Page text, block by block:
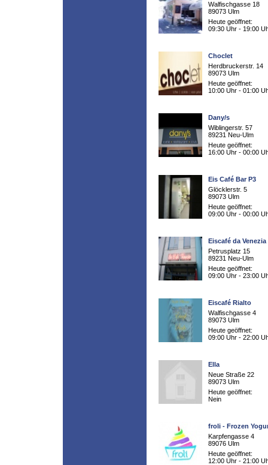
Walfischgasse 18
89073 Ulm
Heute geöffnet:
09:30 Uhr - 19:00
Choclet
Herdbruckerstr. 14
89073 Ulm
Heute geöffnet:
10:00 Uhr - 01:00
Dany/s
Wiblingerstr. 57
89231 Neu-Ulm
Heute geöffnet:
16:00 Uhr - 00:00
Eis Café Bar P3
Glöcklerstr. 5
89073 Ulm
Heute geöffnet:
09:00 Uhr - 00:00
Eiscafé da Venezia
Petrusplatz 15
89231 Neu-Ulm
Heute geöffnet:
09:00 Uhr - 23:00
Eiscafé Rialto
Walfischgasse 4
89073 Ulm
Heute geöffnet:
09:00 Uhr - 22:00
Ella
Neue Straße 22
89073 Ulm
Heute geöffnet:
Nein
froli - Frozen
Karpfengasse 4
89076 Ulm
Heute geöffnet:
12:00 Uhr - 21:00